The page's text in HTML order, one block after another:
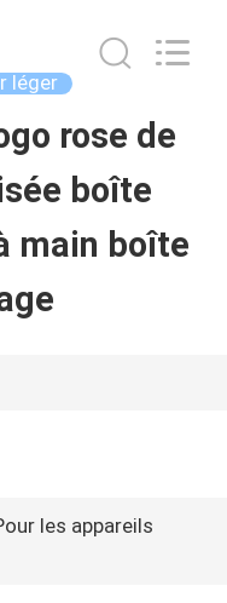
léger
rose de
boîte
main boîte
les appareils